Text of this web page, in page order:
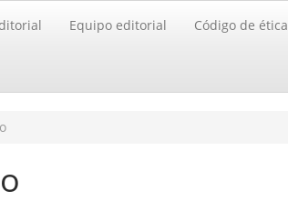
Equipo editorial Código de ética